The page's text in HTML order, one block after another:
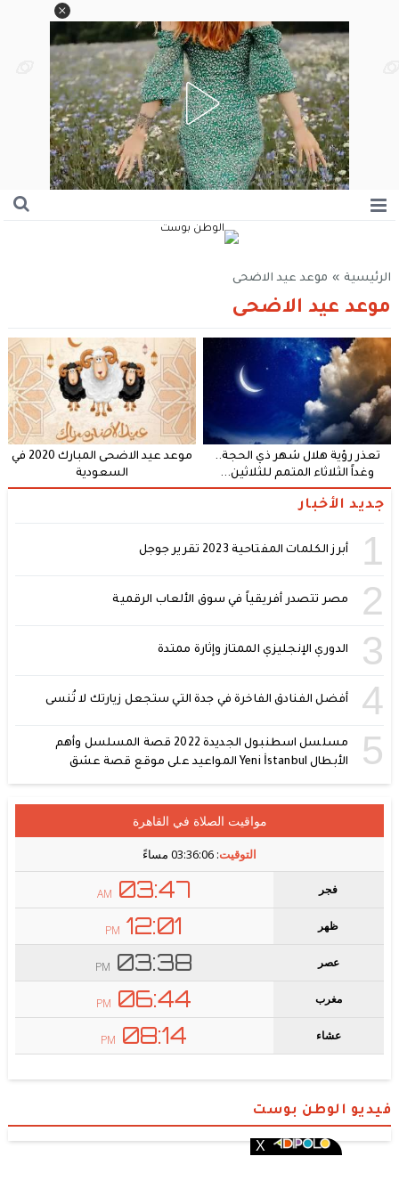
الرئيسية » موعد عيد الاضحى
موعد عيد الاضحى
تعذر رؤية هلال شهر ذي الحجة..
وغداً الثلاثاء المتمم للثلاثين...
موعد عيد الاضحى المبارك 2020 في
السعودية
جديد الأخبار
1 أبرز الكلمات المفتاحية 2023 تقرير جوجل
2 مصر تتصدر أفريقياً في سوق الألعاب الرقمية
3 الدوري الإنجليزي الممتاز وإثارة ممتدة
4 أفضل الفنادق الفاخرة في جدة التي ستجعل زيارتك لا تُنسى
5
مسلسل اسطنبول الجديدة 2022 قصة المسلسل وأهم
الأبطال Yeni İstanbul المواعيد على موقع قصة عشق
فيديو الوطن بوست